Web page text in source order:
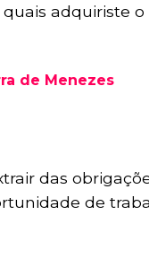
adquiriste o
de Menezes
das
de